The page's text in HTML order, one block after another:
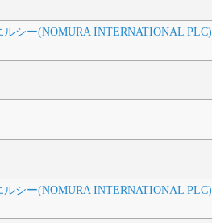
シー(NOMURA INTERNATIONAL PLC)
シー(NOMURA INTERNATIONAL PLC)